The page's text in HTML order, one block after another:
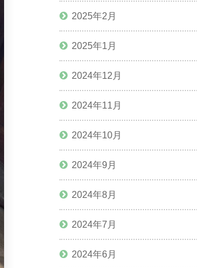
2025年2月
2025年1月
2024年12月
2024年11月
2024年10月
2024年9月
2024年8月
2024年7月
2024年6月